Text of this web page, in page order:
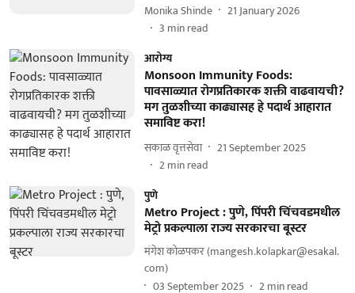
Monika Shinde
21 January 2026
3 min read
आरोग्य
Monsoon Immunity Foods:
पावसाळ्यात रोगप्रतिकारक शक्ती वाढवायची?
मग तुळशीच्या काढ्यासह हे पदार्थ आहारात
समाविष्ट करा!
सकाळ वृत्तसेवा
21 September 2025
2min read
पुणे
Metro Project : पुणे, पिंपरी चिंचवडमधील
मेट्रो प्रकल्पाला राज्य सरकारचा बूस्टर
मंगेश कोळपकर (mangesh.kolapkar@esakal.
com)
03 September 2025
2min read